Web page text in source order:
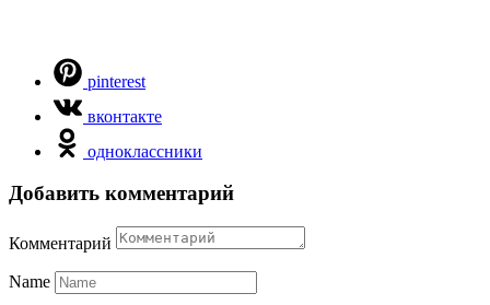
pinterest
вконтакте
одноклассники
Добавить комментарий
Комментарий
Name